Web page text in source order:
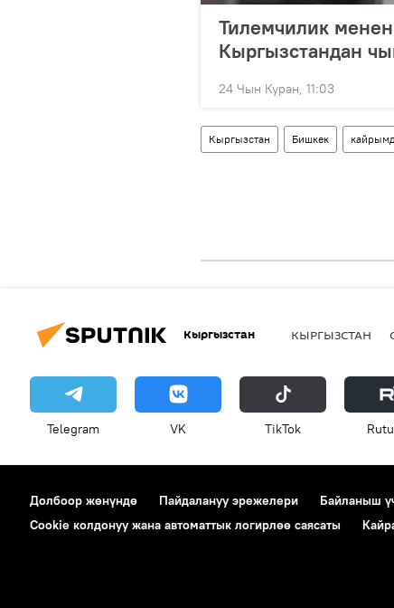
Тилемчилик менен
Кыргызстандан
24 Чын Куран, 11:03
Кыргызстан Бишкек
Кыргызстан КЫРГЫЗСТАН
Telegram VK ТikТоk
Долбоор жөнүндө Пайдалануу эрежелери Байланыш
Cookie колдонуу жана автоматтык логирлөө саясаты